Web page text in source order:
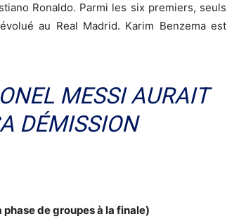
Ronaldo. Parmi les six premiers, seuls
au Real Madrid. Karim Benzema est
MESSI AURAIT
DÉMISSION
de groupes à la finale)